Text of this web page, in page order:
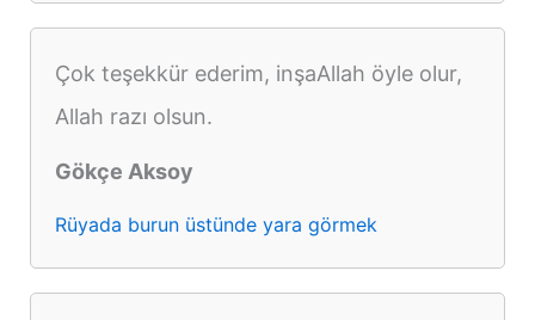
Çok teşekkür ederim, inşaAllah öyle olur,
Allah razı olsun.
Gökçe Aksoy
Rüyada burun üstünde yara görmek